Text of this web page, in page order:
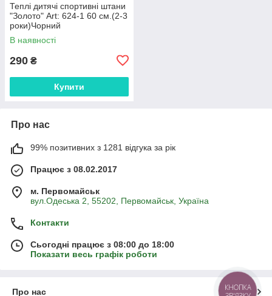
Теплі дитячі спортивні штани
"Золото" Art: 624-1 60 см.(2-3
роки)Чорний
В наявності
290 ₴
Купити
Про нас
99% позитивних з 1281 відгука за рік
Працює з 08.02.2017
м. Первомайськ
вул.Одеська 2, 55202, Первомайськ, Україна
Контакти
Сьогодні працює з 08:00 до 18:00
Показати весь графік роботи
Про нас
КНОПКА